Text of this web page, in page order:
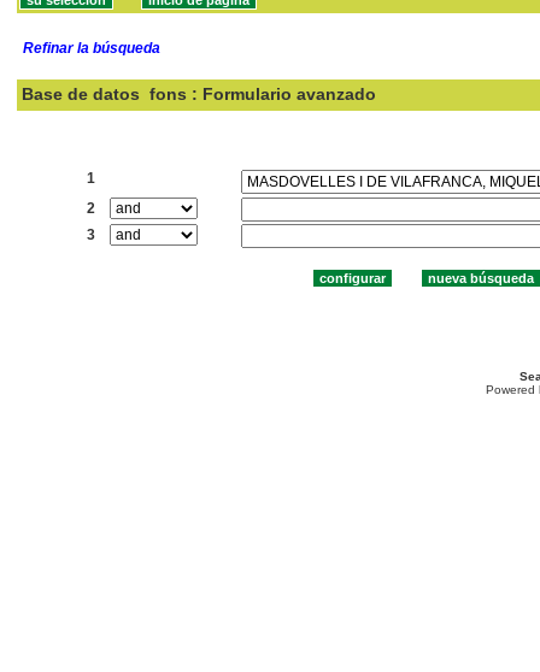
Refinar la búsqueda
Base de datos fons : Formulario avanzado
1
2
3
Powered